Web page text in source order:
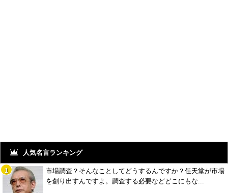
人気名言ランキング
市場調査？そんなことしてどうするんですか？任天堂が市場
を創り出すんですよ。調査する必要などどこにもな...